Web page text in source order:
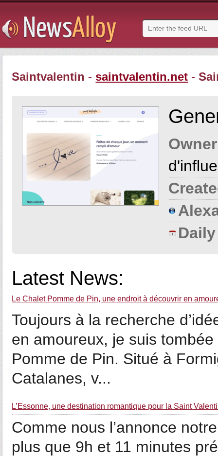
Saintvalentin - saintvalentin.net -
Latest News:
Le Chalet Pomme de Pin, une endroit à découvrir en
Toujours à la recherche
en amoureux, je suis
Pomme de Pin. Situé à
Catalanes, v...
L’Essonne, une destination romantique pour la Saint
Comme nous l’annonce
plus que 9h et 11 minutes